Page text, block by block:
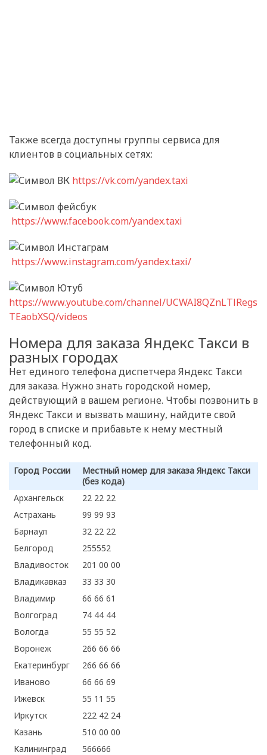
Также всегда доступны группы сервиса для
клиентов в социальных сетях:
https://vk.com/yandex.taxi
https://www.facebook.com/yandex.taxi
https://www.instagram.com/yandex.taxi/
https://www.youtube.com/channel/UCWAI8QZnLTlRegs
TEaobXSQ/videos
Номера для заказа Яндекс Такси в
разных городах
Нет единого телефона диспетчера Яндекс Такси
для заказа. Нужно знать городской номер,
действующий в вашем регионе. Чтобы позвонить в
Яндекс Такси и вызвать машину, найдите свой
город в списке и прибавьте к нему местный
телефонный код.
Город России
Местный номер для заказа Яндекс Такси
(без кода)
Архангельск
22 22 22
Астрахань
99 99 93
Барнаул
32 22 22
Белгород
255552
Владивосток
201 00 00
Владикавказ
33 33 30
Владимир
66 66 61
Волгоград
74 44 44
Вологда
55 55 52
Воронеж
266 66 66
Екатеринбург
266 66 66
Иваново
66 66 69
Ижевск
55 11 55
Иркутск
222 42 24
Казань
510 00 00
Калининград
566666